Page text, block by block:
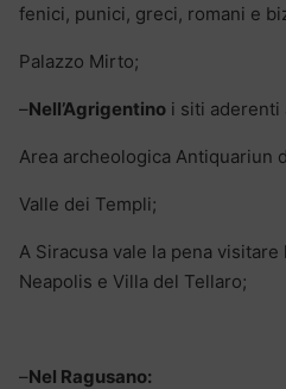
fenici, punici, greci, romani e
Palazzo Mirto;
–Nell’Agrigentino i siti aderenti
Area archeologica Antiquariun
Valle dei Templi;
A Siracusa vale la pena visitare
Neapolis e Villa del Tellaro;
–Nel Ragusano: